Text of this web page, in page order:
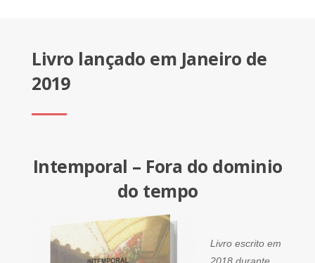
Livro lançado em Janeiro de
2019
Intemporal – Fora do dominio
do tempo
Livro escrito em